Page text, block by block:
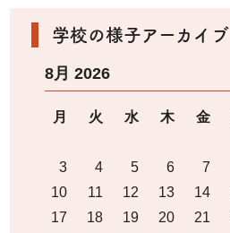
学校の様子アーカイブ
8月 2026
月 火 水 木 金
3
4 5 6 7
10
11 12 13 14
17
18 19 20 21